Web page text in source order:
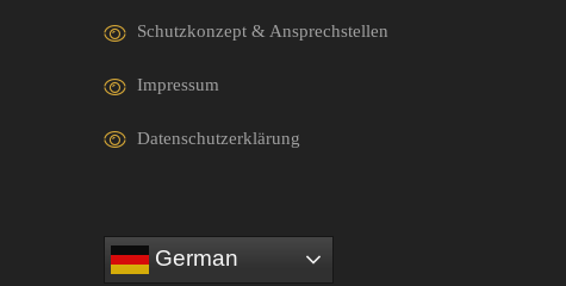
Schutzkonzept & Ansprechstellen
Impressum
Datenschutzerklärung
German